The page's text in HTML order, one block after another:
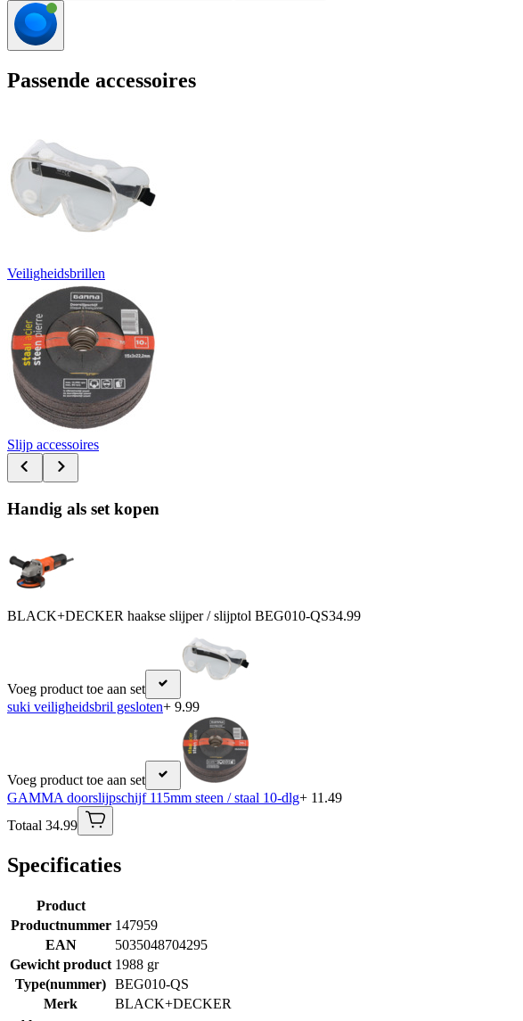
Passende accessoires
Veiligheidsbrillen
Slijp accessoires
Handig als set kopen
BLACK+DECKER haakse slijper / slijptol BEG010-QS34.99
Voeg product toe aan set
suki veiligheidsbril gesloten+ 9.99
Voeg product toe aan set
GAMMA doorslijpschijf 115mm steen / staal 10-dlg+ 11.49
Totaal 34.99
Specificaties
Product
Productnummer 147959
EAN
5035048704295
Gewicht product 1988 gr
Type(nummer) BEG010-QS
Merk
BLACK+DECKER